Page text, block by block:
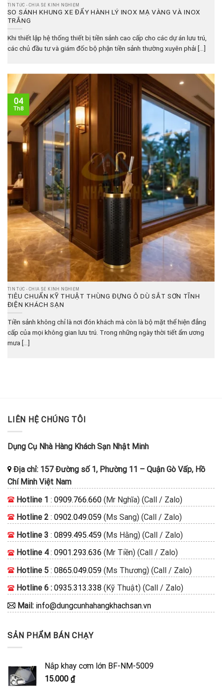
TIN TỨC - CHIA SẺ KINH NGHIỆM
SO SÁNH KHUNG XE ĐẨY HÀNH LÝ INOX MẠ VÀNG VÀ INOX
TRẮNG
Khi thiết lập hệ thống thiết bị tiền sảnh cao cấp cho các dự án lưu trú,
các chủ đầu tư và giám đốc bộ phận tiền sảnh thường xuyên phải [...]
TIN TỨC - CHIA SẺ KINH NGHIỆM
TIÊU CHUẨN KỸ THUẬT THÙNG ĐỰNG Ô DÙ SẮT SƠN TĨNH
ĐIỆN KHÁCH SẠN
Tiền sảnh không chỉ là nơi đón khách mà còn là bộ mặt thể hiện đẳng
cấp của mọi không gian lưu trú. Trong những ngày thời tiết ẩm ương
mưa [...]
04
Th8
LIÊN HỆ CHÚNG TÔI
Dụng Cụ Nhà Hàng Khách Sạn Nhật Minh
Địa chỉ: 157 Đường số 1, Phường 11 – Quận Gò Vấp, Hồ
Chí Minh Việt Nam
Hotline 1 : 0909.766.660 (Mr Nghĩa) (Call / Zalo)
Hotline 2 : 0902.049.059 (Ms Sang) (Call / Zalo)
Hotline 3 : 0899.495.459 (Ms Hằng) (Call / Zalo)
Hotline 4: 0901.293.636 (Mr Tiền) (Call / Zalo)
Hotline 5 : 0865.049.059 (Ms Thương) (Call / Zalo)
Hotline 6 : 0935.313.338 (Kỹ Thuật) (Call / Zalo)
Mail: info@dungcunhahangkhachsan.vn
SẢN PHẨM BÁN CHẠY
Nắp khay cơm lớn BF-NM-5009
15.000 ₫